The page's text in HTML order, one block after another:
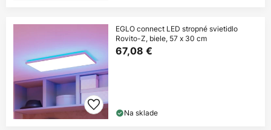
EGLO connect LED stropné svietidlo
Rovito-Z, biele, 57 x 30 cm
67,08 €
Na sklade